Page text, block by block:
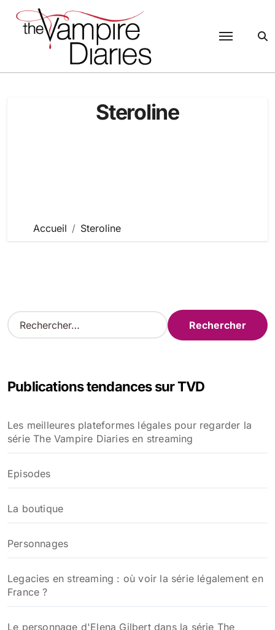
contenu
Steroline
Accueil Steroline
R
e
r
e
r
Publications tendances sur TVD
Les meilleures plateformes légales pour regarder la
série The Vampire Diaries en streaming
Episodes
La boutique
Personnages
Legacies en streaming : où voir la série légalement en
France ?
Le personnage d'Elena Gilbert dans la série The